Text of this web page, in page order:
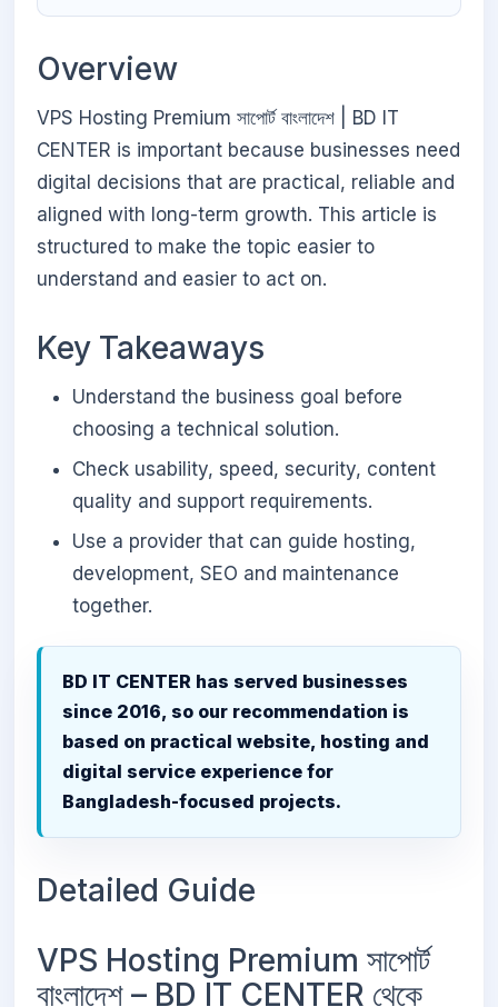
Overview
VPS Hosting Premium সাপোর্ট বাংলাদেশ | BD IT
CENTER is important because businesses need
digital decisions that are practical, reliable and
aligned with long-term growth. This article is
structured to make the topic easier to
understand and easier to act on.
Key Takeaways
Understand the business goal before
choosing a technical solution.
Check usability, speed, security, content
quality and support requirements.
Use a provider that can guide hosting,
development, SEO and maintenance
together.
BD IT CENTER has served businesses
since 2016, so our recommendation is
based on practical website, hosting and
digital service experience for
Bangladesh-focused projects.
Detailed Guide
VPS Hosting Premium সাপোর্ট
বাংলাদেশ – BD IT CENTER থেকে